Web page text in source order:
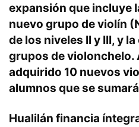
expansión que incluye
nuevo grupo de violín
de los niveles II y III, y
grupos de violonchelo.
adquirido 10 nuevos
alumnos que se
Hualilán financia